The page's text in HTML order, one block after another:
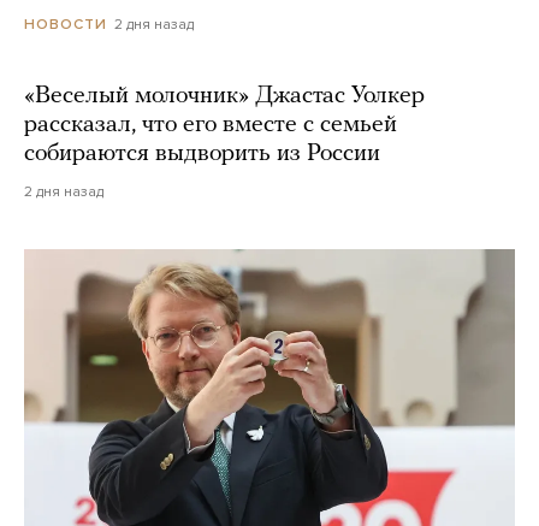
НОВОСТИ 2 дня назад
«Веселый молочник» Джастас Уолкер
рассказал, что его вместе с семьей
собираются выдворить из России
2 дня назад